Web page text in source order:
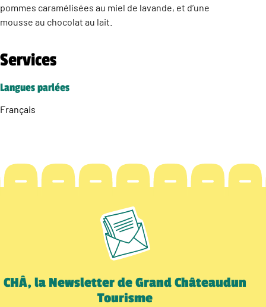
pommes caramélisées au miel de lavande, et d’une
mousse au chocolat au lait.
Services
Langues parlées
Français
CHÂ, la Newsletter de Grand Châteaudun
Tourisme